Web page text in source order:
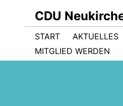
CDU
START AKTUELLES
MITGLIED WERDEN